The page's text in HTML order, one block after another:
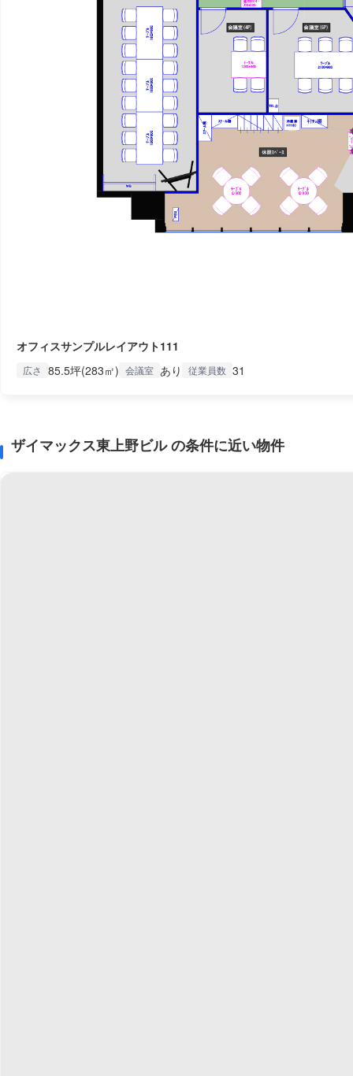
オフィスサンプルレイアウト111
広さ 85.5坪(283㎡) 会議室 あり 従業員数 31
ザイマックス東上野ビル の条件に近い物件